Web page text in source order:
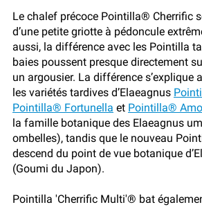
Le chalef précoce Pointilla® Cherrific
d’une petite griotte à pédoncule
aussi, la différence avec les Pointilla
baies poussent presque directement
un argousier. La différence s’explique
les variétés tardives d’Elaeagnus
Pointilla® Fortunella et Pointilla®
la famille botanique des Elaeagnus
ombelles), tandis que le nouveau
descend du point de vue botanique
(Goumi du Japon).
Pointilla 'Cherrific Multi'® bat